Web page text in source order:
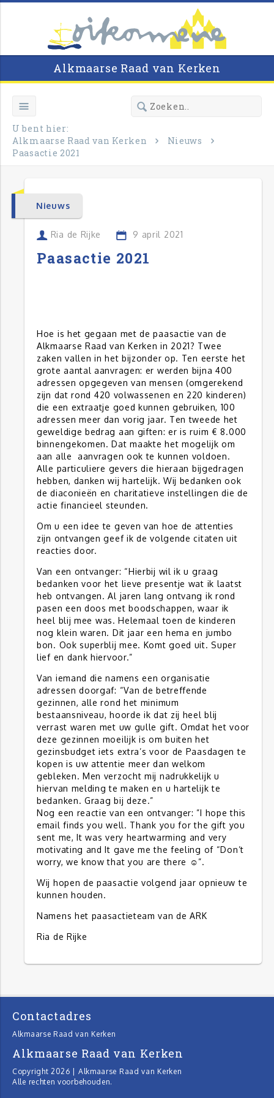
Alkmaarse Raad van Kerken
U bent hier:
Alkmaarse Raad van Kerken
Nieuws
Paasactie 2021
Nieuws
Ria de Rijke 9 april 2021
Paasactie 2021
Hoe is het gegaan met de paasactie van de
Alkmaarse Raad van Kerken in 2021? Twee
zaken vallen in het bijzonder op. Ten eerste het
grote aantal aanvragen: er werden bijna 400
adressen opgegeven van mensen (omgerekend
zijn dat rond 420 volwassenen en 220 kinderen)
die een extraatje goed kunnen gebruiken, 100
adressen meer dan vorig jaar. Ten tweede het
geweldige bedrag aan giften: er is ruim € 8.000
binnengekomen. Dat maakte het mogelijk om
aan alle aanvragen ook te kunnen voldoen.
Alle particuliere gevers die hieraan bijgedragen
hebben, danken wij hartelijk. Wij bedanken ook
de diaconieën en charitatieve instellingen die de
actie financieel steunden.
Om u een idee te geven van hoe de attenties
zijn ontvangen geef ik de volgende citaten uit
reacties door.
Van een ontvanger: “Hierbij wil ik u graag
bedanken voor het lieve presentje wat ik laatst
heb ontvangen. Al jaren lang ontvang ik rond
pasen een doos met boodschappen, waar ik
heel blij mee was. Helemaal toen de kinderen
nog klein waren. Dit jaar een hema en jumbo
bon. Ook superblij mee. Komt goed uit. Super
lief en dank hiervoor.”
Van iemand die namens een organisatie
adressen doorgaf: “Van de betreffende
gezinnen, alle rond het minimum
bestaansniveau, hoorde ik dat zij heel blij
verrast waren met uw gulle gift. Omdat het voor
deze gezinnen moeilijk is om buiten het
gezinsbudget iets extra’s voor de Paasdagen te
kopen is uw attentie meer dan welkom
gebleken. Men verzocht mij nadrukkelijk u
hiervan melding te maken en u hartelijk te
bedanken. Graag bij deze.”
Nog een reactie van een ontvanger: ”I hope this
email finds you well. Thank you for the gift you
sent me, It was very heartwarming and very
motivating and It gave me the feeling of “Don’t
worry, we know that you are there ☺”.
Wij hopen de paasactie volgend jaar opnieuw te
kunnen houden.
Namens het paasactieteam van de ARK
Ria de Rijke
Contactadres
Alkmaarse Raad van Kerken
Alkmaarse Raad van Kerken
Copyright 2026 | Alkmaarse Raad van Kerken
Alle rechten voorbehouden.